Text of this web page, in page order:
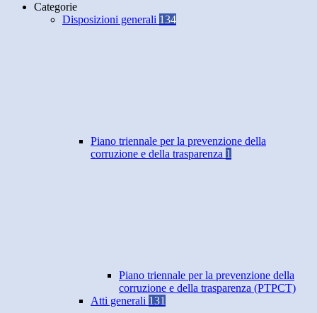
Categorie
Disposizioni generali 134
Piano triennale per la prevenzione della
corruzione e della trasparenza 1
Piano triennale per la prevenzione della
corruzione e della trasparenza (PTPCT)
Atti generali 131